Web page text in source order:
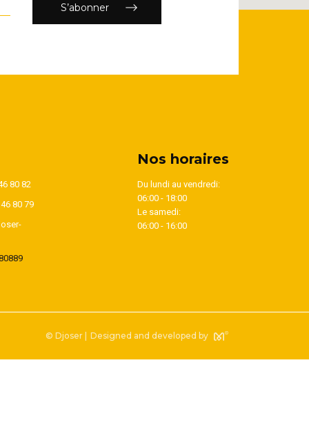
S’abonner
80 82
80 79
Nos horaires
Du lundi au vendredi:
06:00 - 18:00
Le samedi:
06:00 - 16:00
© Djoser | Designed and developed by